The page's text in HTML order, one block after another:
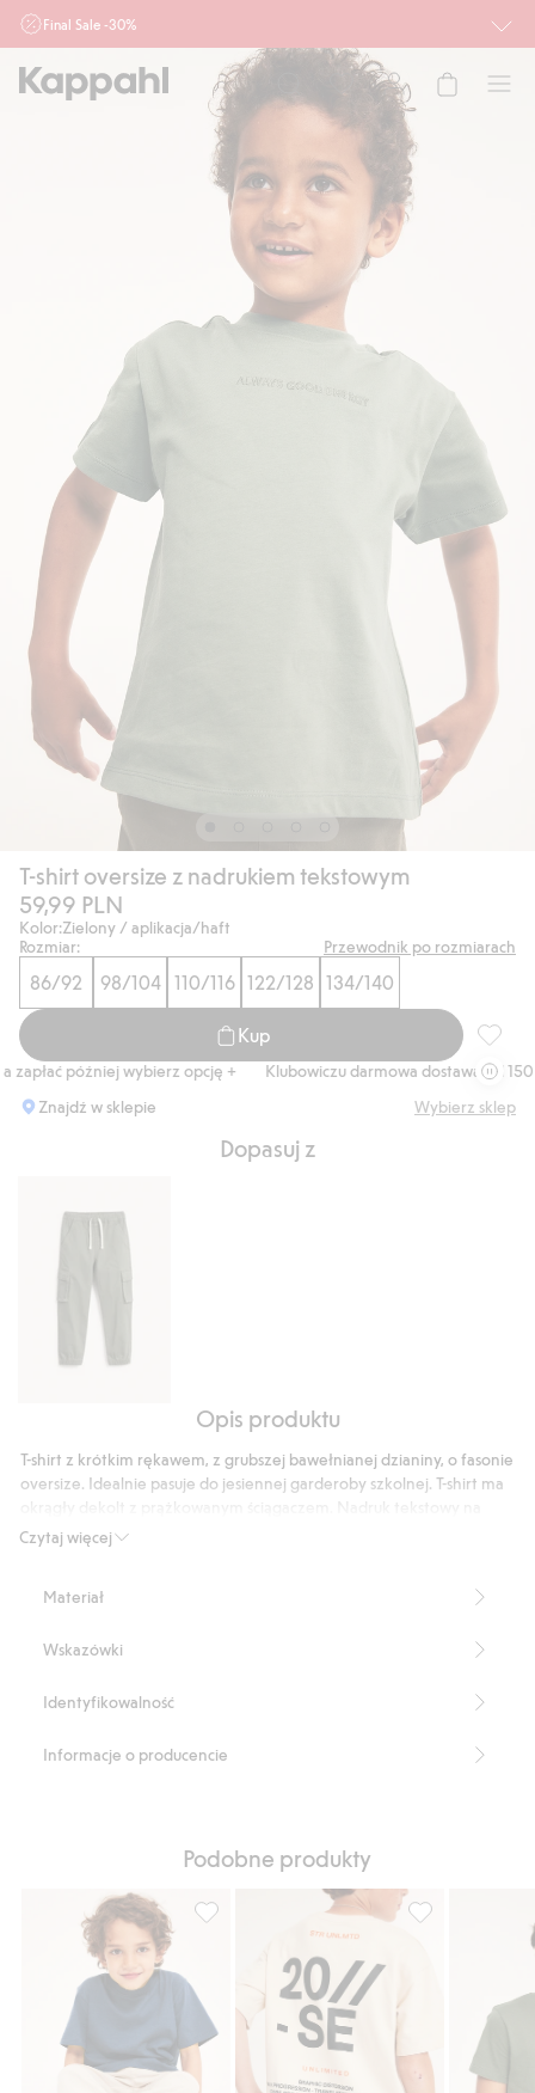
Final Sale -30%
Ważne przy zakupie min. 2 sztuk produktów włączonych w ofertę, również z
działu outlet do 10.8 w sklepach Kappahl i Newbie oraz na kappahl.com. Ofert
nie łączymy
Mężczyzna
Niemowlę
T-shirt oversize z nadrukiem tekstowym
59,99 PLN
Kolor:Zielony / aplikacja/haft
Rozmiar:
Przewodnik po rozmiarach
86/92 98/104 110/116 122/128 134/140
Kup
T-
później wybierz opcję +
Klubowiczu darmowa dostawa od 150 zł
Znajdź w sklepie
Wybierz sklep
Dopasuj z
elastycznego
Opis produktu
Czytaj więcej
T-shirt z krótkim rękawem, z grubszej bawełnianej dzianiny, o fasonie
oversize. Idealnie pasuje do jesiennej garderoby szkolnej. T-shirt ma
środku z przodu.
Numer artykułu
Materiał
Wskazówki
Identyfikowalność
Informacje o producencie
Podobne produkty
T-shirt z krótkimi rękawami, z dzianiny
T-shirt